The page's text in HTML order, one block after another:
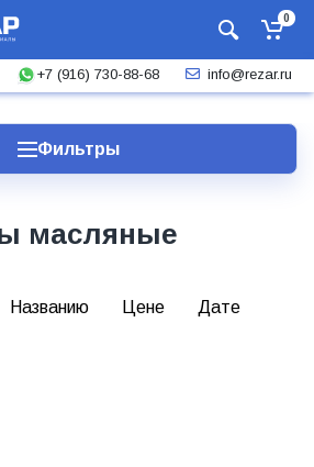
0
+7 (916) 730-88-68 info@rezar.ru
Фильтры
масляные
Названию Цене
Дате